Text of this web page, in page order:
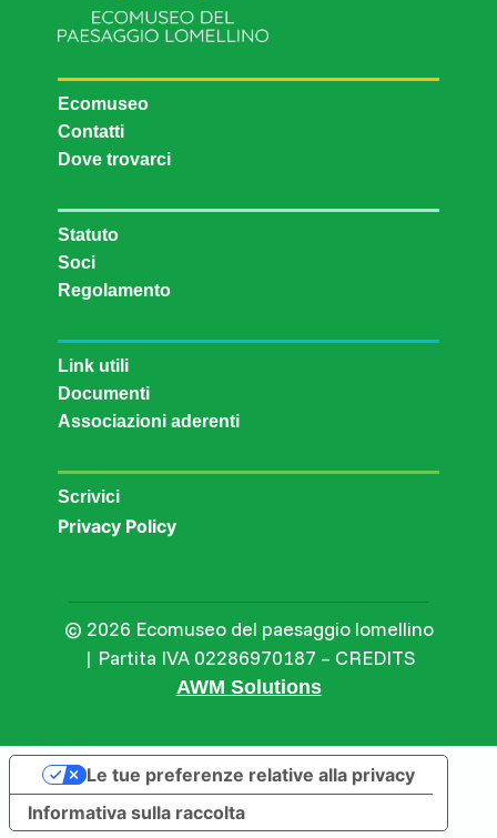
Ecomuseo
Contatti
Dove trovarci
Statuto
Soci
Regolamento
Link utili
Documenti
Associazioni aderenti
Scrivici
Privacy Policy
© 2026 Ecomuseo del paesaggio lomellino
| Partita IVA 02286970187 – CREDITS
AWM Solutions
Informativa sulla raccolta
Le tue preferenze relative alla privacy